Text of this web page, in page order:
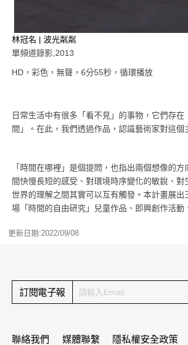
林冠名 | 波光粼粼
單頻道錄影,2013
HD，彩色，無聲，6分55秒，循環播放
日常生活中有很多「看不見」的事物，它們存
間」。在此，我們透過作品，認識藝術家對這
「時間在哪裡」是個提問，也指出兩個想像的
間快慢長短的感受、對環境時序變化的敏銳、
世界的理解之間其實可以互有觸發。本計畫展
場「時間的自由研究」兒童作品、即興創作活
更新日期:2022/09/08
訂閱電子報
聯絡我們 媒體聯繫 隱私權安全政策